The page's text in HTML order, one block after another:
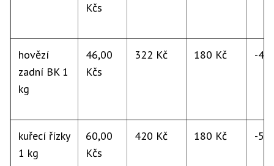
Kčs
hovězí
zadní BK 1
kg
46,00
Kčs
322 Kč 180 Kč -44
kuřecí řízky
1 kg
60,00
Kčs
420 Kč 180 Kč -57